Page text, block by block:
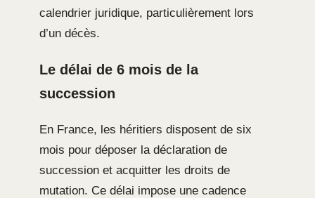
calendrier juridique, particulièrement lors
d’un décès.
Le délai de 6 mois de la
succession
En France, les héritiers disposent de six
mois pour déposer la déclaration de
succession et acquitter les droits de
mutation. Ce délai impose une cadence